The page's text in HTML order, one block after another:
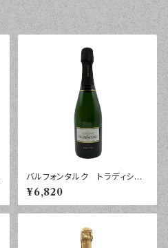
バルフォンタルク トラディショ
ン ブリュット シャンパーニ
ュ ７５０ｍｌ
¥6,820